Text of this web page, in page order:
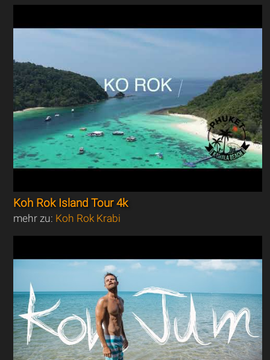
Koh Rok Island Tour 4k
mehr zu: Koh Rok Krabi